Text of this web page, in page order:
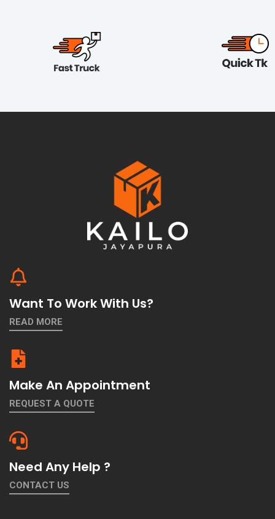
Want To Work With Us?
READ MORE
Make An Appointment
REQUEST A QUOTE
Need Any Help ?
CONTACT US